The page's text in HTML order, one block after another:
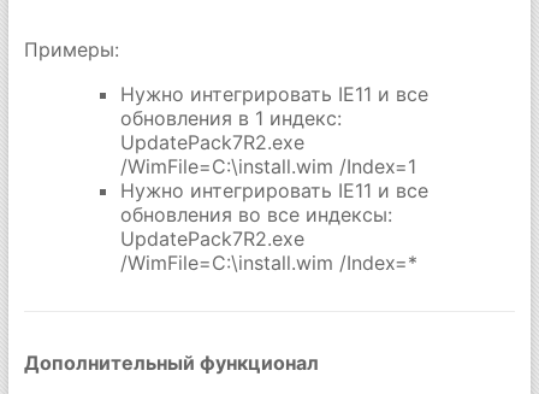
Примеры:
Нужно интегрировать IE11 и все
обновления в 1 индекс:
UpdatePack7R2.exe
/WimFile=C:\install.wim /Index=1
Нужно интегрировать IE11 и все
обновления во все индексы:
UpdatePack7R2.exe
/WimFile=C:\install.wim /Index=*
Дополнительный функционал